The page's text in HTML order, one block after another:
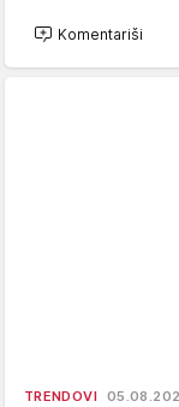
Komentariši
TRENDOVI